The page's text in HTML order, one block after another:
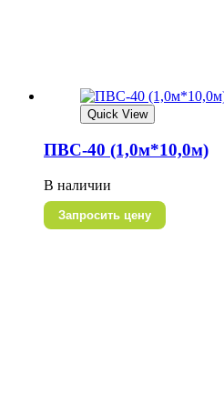
Quick View
ПВС-40 (1,0м*10,0м)
В наличии
Запросить цену